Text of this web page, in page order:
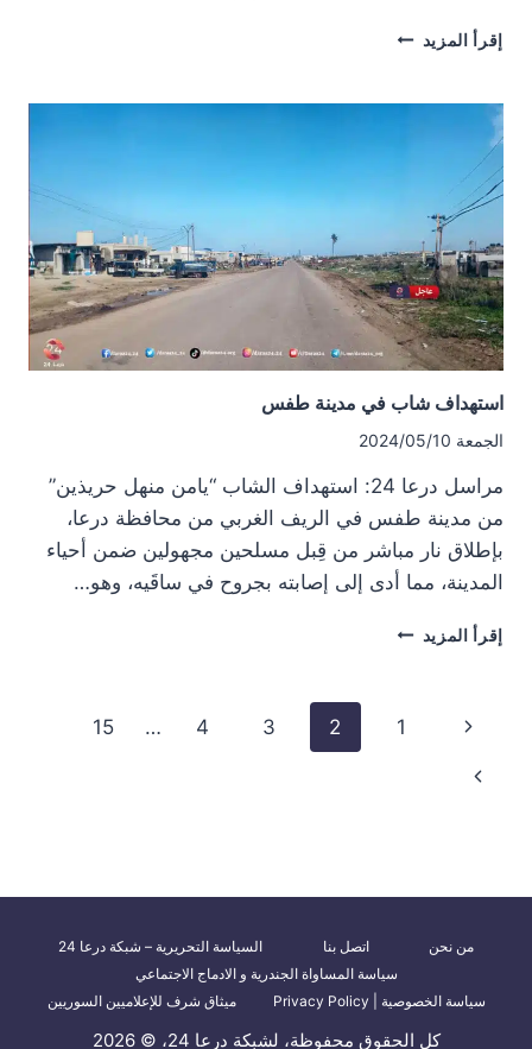
إقرأ المزيد استهداف
مدينة
استهداف شاب في مدينة طفس
الجمعة 2024/05/10
مراسل درعا 24: استهداف الشاب “يامن منهل حريذين”
من مدينة طفس في الريف الغربي من محافظة درعا،
بإطلاق نار مباشر من قِبل مسلحين مجهولين ضمن أحياء
المدينة، مما أدى إلى إصابته بجروح في ساقَيه، وهو…
إقرأ المزيد استهداف
طفس
تنقلالصفحة
السابقة
1
2
3
4
…
15
الصفحة
من نحن اتصل بنا
السياسة التحريرية – شبكة درعا 24
سياسة المساواة الجندرية و الادماج الاجتماعي
سياسة الخصوصية | Privacy Policy
ميثاق شرف للإعلاميين السوريين
كل الحقوق محفوظة، لشبكة درعا 24، © 2026